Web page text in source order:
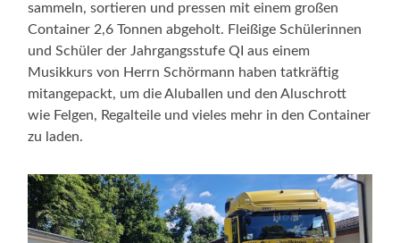
sammeln, sortieren und pressen mit einem großen
Container 2,6 Tonnen abgeholt. Fleißige Schülerinnen
und Schüler der Jahrgangsstufe QI aus einem
Musikkurs von Herrn Schörmann haben tatkräftig
mitangepackt, um die Aluballen und den Aluschrott
wie Felgen, Regalteile und vieles mehr in den Container
zu laden.